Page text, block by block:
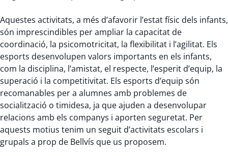
Aquestes activitats, a més d’afavorir l’estat físic dels infants,
són imprescindibles per ampliar la capacitat de
coordinació, la psicomotricitat, la flexibilitat i l’agilitat. Els
esports desenvolupen valors importants en els infants,
com la disciplina, l’amistat, el respecte, l’esperit d’equip, la
superació i la competitivitat. Els esports d’equip són
recomanables per a alumnes amb problemes de
socialització o timidesa, ja que ajuden a desenvolupar
relacions amb els companys i aporten seguretat. Per
aquests motius tenim un seguit d’activitats escolars i
grupals a prop de Bellvís que us proposem.